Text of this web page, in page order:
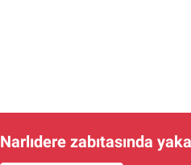
Narlıdere zabıtasında